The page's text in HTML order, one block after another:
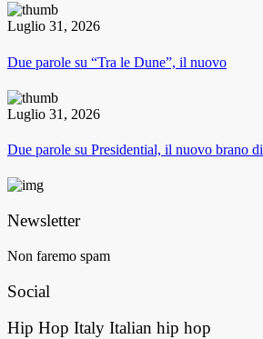
Luglio 31, 2026
Due parole su “Tra le Dune”, il nuovo
Luglio 31, 2026
Due parole su Presidential, il nuovo brano di
Newsletter
Non faremo spam
Social
Hip Hop Italy Italian hip hop